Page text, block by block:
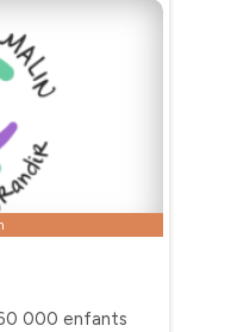
000 enfants